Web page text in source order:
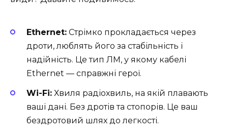
Ethernet: Стрімко прокладається через
дроти, люблять його за стабільність і
надійність. Це тип ЛМ, у якому кабелі
Ethernet — справжні герої.
Wi-Fi: Хвиля радіохвиль, на якій плавають
ваші дані. Без дротів та стопорів. Це ваш
бездротовий шлях до легкості.